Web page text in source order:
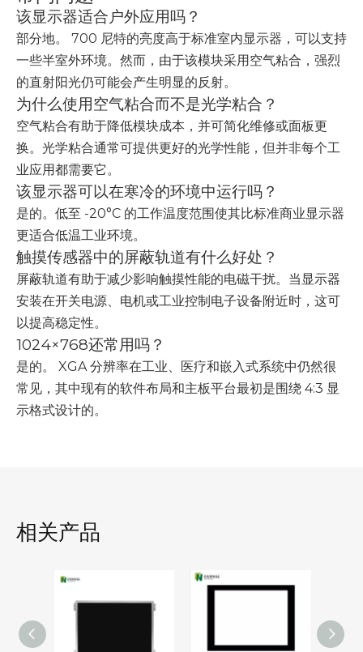
该显示器适合户外应用吗？
部分地。 700 尼特的亮度高于标准室内显示器，可以支持
一些半室外环境。然而，由于该模块采用空气粘合，强烈
的直射阳光仍可能会产生明显的反射。
为什么使用空气粘合而不是光学粘合？
空气粘合有助于降低模块成本，并可简化维修或面板更
换。光学粘合通常可提供更好的光学性能，但并非每个工
业应用都需要它。
该显示器可以在寒冷的环境中运行吗？
是的。低至 -20°C 的工作温度范围使其比标准商业显示器
更适合低温工业环境。
触摸传感器中的屏蔽轨道有什么好处？
屏蔽轨道有助于减少影响触摸性能的电磁干扰。当显示器
安装在开关电源、电机或工业控制电子设备附近时，这可
以提高稳定性。
1024×768还常用吗？
是的。 XGA 分辨率在工业、医疗和嵌入式系统中仍然很
常见，其中现有的软件布局和主板平台最初是围绕 4:3 显
示格式设计的。
相关产品